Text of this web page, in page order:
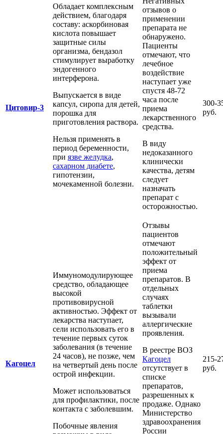
Цитовир-3
Обладает комплексным
действием, благодаря
составу: аскорбиновая
кислота повышает
защитные силы
организма, бендазол
стимулирует выработку
эндогенного
интерферона.
Выпускается в виде
капсул, сиропа для детей,
порошка для
приготовления раствора.
Нельзя применять в
период беременности,
при язве желудка,
сахарном диабете,
гипотензии,
мочекаменной болезни.
отзывов о
применении
препарата не
обнаружено.
Пациенты
отмечают, что
лечебное
воздействие
наступает уже
спустя 48-72
часа после
приема
лекарственного
средства.
В виду
недоказанного
клинически
качества, детям
следует
назначать
препарат с
осторожностью.
300-
руб.
Кагоцел
Иммуномодулирующее
средство, обладающее
высокой
противовирусной
активностью. Эффект от
лекарства наступает,
сели использовать его в
течение первых суток
заболевания (в течение
24 часов), не позже, чем
на четвертый день после
острой инфекции.
Может использоваться
для профилактики, после
контакта с заболевшим.
Побочные явления
Отзывы
пациентов
отмечают
положительный
эффект от
приема
препаратов. В
отдельных
случаях
таблетки
вызывали
аллергические
проявления.
В реестре ВОЗ
Кагоцел
отсутствует в
списке
препаратов,
разрешенных к
продаже. Однако
Министерство
здравоохранения
России
215-
руб.